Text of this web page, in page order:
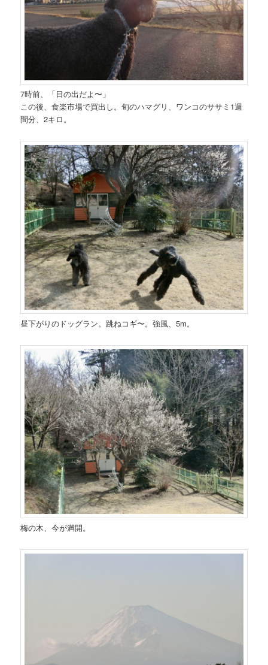
7時前、「日の出だよ〜」
この後、食楽市場で買出し。旬のハマグリ、ワンコのササミ1週
間分、2キロ。
昼下がりのドッグラン。跳ねコギ〜。強風、5m。
梅の木、今が満開。